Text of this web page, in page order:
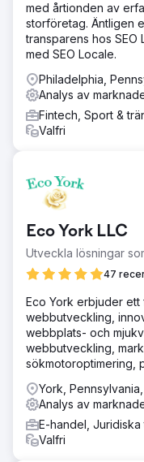
med årtionden av
storföretag. Äntligen
transparens hos SEO
med SEO Locale.
Philadelphia,
Analys av
Fintech, Sport &
Valfri
Eco York LLC
Utveckla lösningar
47
Eco York erbjuder
webbutveckling,
webbplats- och
webbutveckling,
sökmotoroptimering,
York,
Analys av
E-handel, Juridiska
Valfri